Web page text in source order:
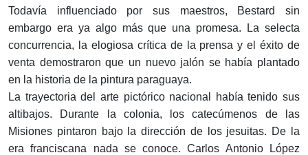
Todavía influenciado por sus maestros, Bestard sin
embargo era ya algo más que una promesa. La selecta
concurrencia, la elogiosa crítica de la prensa y el éxito de
venta demostraron que un nuevo jalón se había plantado
en la historia de la pintura paraguaya.
La trayectoria del arte pictórico nacional había tenido sus
altibajos. Durante la colonia, los catecúmenos de las
Misiones pintaron bajo la dirección de los jesuitas. De la
era franciscana nada se conoce. Carlos Antonio López